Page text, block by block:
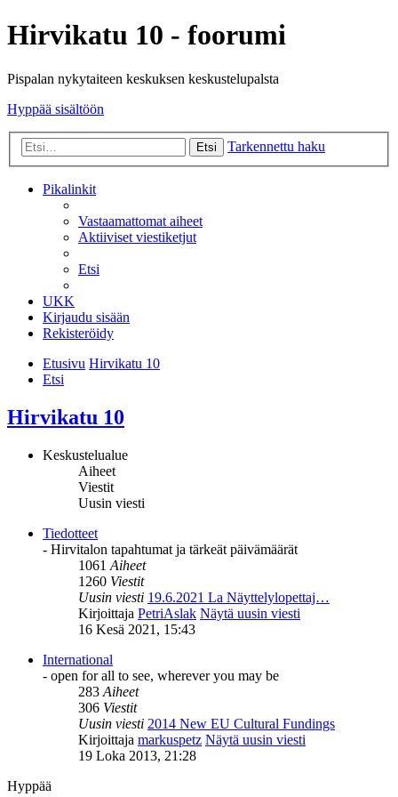
Hirvikatu 10 - foorumi
Pispalan nykytaiteen keskuksen keskustelupalsta
Hyppää sisältöön
Etsi Tarkennettu haku
Pikalinkit
Vastaamattomat aiheet
Aktiiviset viestiketjut
Etsi
UKK
Kirjaudu sisään
Rekisteröidy
Etusivu Hirvikatu 10
Etsi
Hirvikatu 10
Keskustelualue
Aiheet
Viestit
Uusin viesti
Tiedotteet
- Hirvitalon tapahtumat ja tärkeät päivämäärät
1061 Aiheet
1260 Viestit
Uusin viesti 19.6.2021 La Näyttelylopettaj…
Kirjoittaja PetriAslak Näytä uusin viesti
16 Kesä 2021, 15:43
International
- open for all to see, wherever you may be
283 Aiheet
306 Viestit
Uusin viesti 2014 New EU Cultural Fundings
Kirjoittaja markuspetz Näytä uusin viesti
19 Loka 2013, 21:28
Hyppää